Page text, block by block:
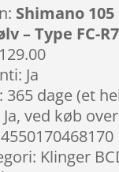
Shimano
– Type FC-
Ja
365 dage (et
ved køb
Klinger